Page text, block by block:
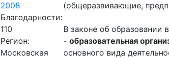
2008
Благодарности:
110
Регион:
Московская
(общеразвивающие,
В законе об образовании
- образовательная
основного вида